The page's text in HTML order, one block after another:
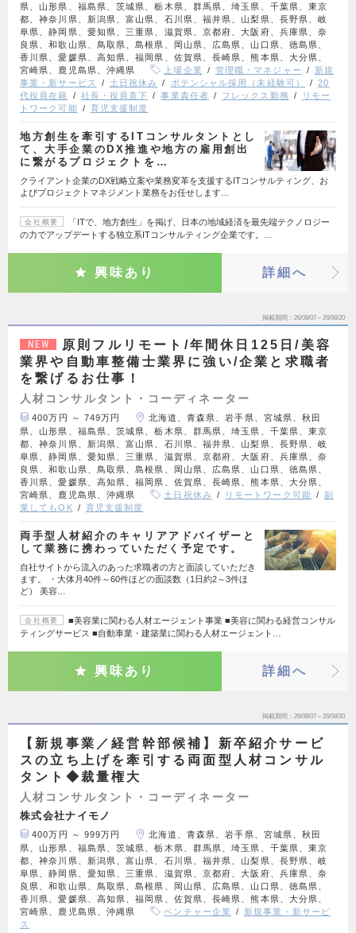
県、山形県、福島県、茨城県、栃木県、群馬県、埼玉県、千葉県、東京
都、神奈川県、新潟県、富山県、石川県、福井県、山梨県、長野県、岐
阜県、静岡県、愛知県、三重県、滋賀県、京都府、大阪府、兵庫県、奈
良県、和歌山県、鳥取県、島根県、岡山県、広島県、山口県、徳島県、
香川県、愛媛県、高知県、福岡県、佐賀県、長崎県、熊本県、大分県、
宮崎県、鹿児島県、沖縄県
上場企業 管理職・マネジャー
新規
事業・新サービス
土日祝休み ポテンシャル採用（未経験可）
20
代役員在籍
社長・役員直下 事業責任者 フレックス勤務
リモー
トワーク可能
育児支援制度
地方創生を牽引するITコンサルタントとし
て、大手企業のDX推進や地方の雇用創出
に繋がるプロジェクトを…
クライアント企業のDX戦略立案や業務変革を支援するITコンサルティング、お
よびプロジェクトマネジメント業務をお任せします…
会社概要
「ITで、地方創生」を掲げ、日本の地域経済を最先端テクノロジー
の力でアップデートする独立系ITコンサルティング企業です。…
興味あり 詳細へ
掲載期間 26/08/07～26/08/20
NEW
原則フルリモート/年間休日125日/美容
業界や自動車整備士業界に強い/企業と求職者
を繋げるお仕事！
人材コンサルタント・コーディネーター
400万円 ～ 749万円
北海道、青森県、岩手県、宮城県、秋田
県、山形県、福島県、茨城県、栃木県、群馬県、埼玉県、千葉県、東京
都、神奈川県、新潟県、富山県、石川県、福井県、山梨県、長野県、岐
阜県、静岡県、愛知県、三重県、滋賀県、京都府、大阪府、兵庫県、奈
良県、和歌山県、鳥取県、島根県、岡山県、広島県、山口県、徳島県、
香川県、愛媛県、高知県、福岡県、佐賀県、長崎県、熊本県、大分県、
宮崎県、鹿児島県、沖縄県
土日祝休み リモートワーク可能
副
業してもOK
育児支援制度
両手型人材紹介のキャリアアドバイザーと
して業務に携わっていただく予定です。
自社サイトから流入のあった求職者の方と面談していただき
ます。 ・大体月40件～60件ほどの面談数（1日約2～3件ほ
ど） 美容…
会社概要
■美容業に関わる人材エージェント事業 ■美容に関わる経営コンサル
ティングサービス ■自動車業・建築業に関わる人材エージェント…
興味あり 詳細へ
掲載期間 26/08/07～26/08/20
【新規事業／経営幹部候補】新卒紹介サービ
スの立ち上げを牽引する両面型人材コンサル
タント◆裁量権大
人材コンサルタント・コーディネーター
株式会社ナイモノ
400万円 ～ 999万円
北海道、青森県、岩手県、宮城県、秋田
県、山形県、福島県、茨城県、栃木県、群馬県、埼玉県、千葉県、東京
都、神奈川県、新潟県、富山県、石川県、福井県、山梨県、長野県、岐
阜県、静岡県、愛知県、三重県、滋賀県、京都府、大阪府、兵庫県、奈
良県、和歌山県、鳥取県、島根県、岡山県、広島県、山口県、徳島県、
香川県、愛媛県、高知県、福岡県、佐賀県、長崎県、熊本県、大分県、
宮崎県、鹿児島県、沖縄県
ベンチャー企業
新規事業・新サービ
ス